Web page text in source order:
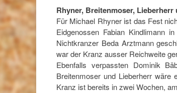
Rhyner, Breitenmoser,
Für Michael Rhyner ist das Fest
Eidgenossen Fabian Kindlimann
Nichtkranzer Beda Arztmann
war der Kranz ausser Reichweite
Ebenfalls verpassten Dominik
Breitenmoser und Lieberherr
Kranz ist bereits in zwei Wochen,